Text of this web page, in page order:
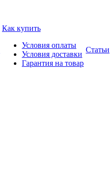
Как купить
Условия оплаты
Условия доставки
Гарантия на товар
Статьи